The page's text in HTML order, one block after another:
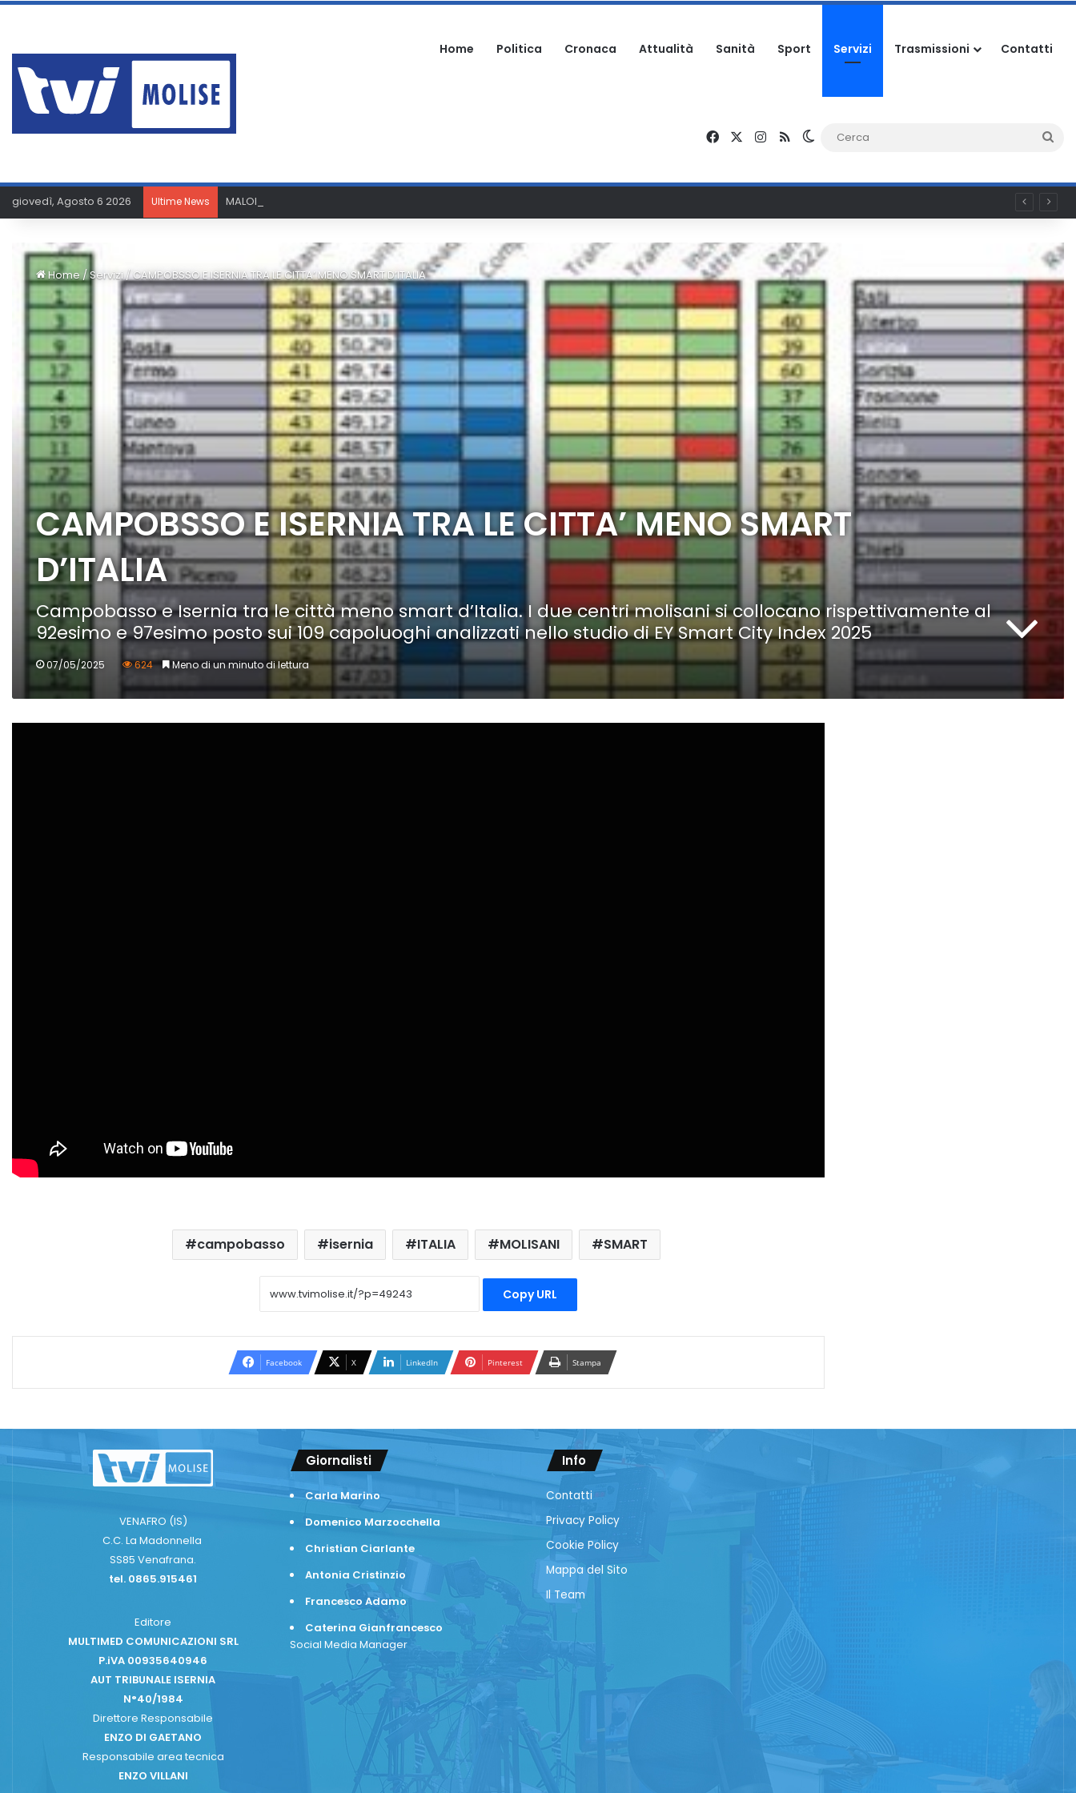
Home Politica Cronaca Attualità Sanità Sport Servizi Trasmissioni Contatti
FacebookInstagram
RSS Cambia aspetto
giovedì, Agosto 6 2026 Ultime News MALORI A SAN BASSO, TRE GIOVANI SOCCORSI A TERMOLI
Home/Servizi/CAMPOBSSO E ISERNIA TRA LE CITTA’ MENO SMART D’ITALIA
CAMPOBSSO E ISERNIA TRA LE CITTA’ MENO SMART
D’ITALIA
Campobasso e Isernia tra le città meno smart d’Italia. I due centri molisani si collocano rispettivamente al
92esimo e 97esimo posto sui 109 capoluoghi analizzati nello studio di EY Smart City Index 2025
07/05/2025 624 Meno di un minuto di lettura
campobasso isernia ITALIA MOLISANI SMART
Copy URL
Facebook X LinkedIn Pinterest Stampa
VENAFRO (IS)
C.C. La Madonnella
SS85 Venafrana.
tel. 0865.915461
Editore
MULTIMED COMUNICAZIONI SRL
P.iVA 00935640946
AUT TRIBUNALE ISERNIA
N°40/1984
Direttore Responsabile
ENZO DI GAETANO
Responsabile area tecnica
ENZO VILLANI
Giornalisti
Carla Marino
Domenico Marzocchella
Christian Ciarlante
Antonia Cristinzio
Francesco Adamo
Caterina Gianfrancesco
Social Media Manager
Info
Contatti
Privacy Policy
Cookie Policy
Mappa del Sito
Il Team